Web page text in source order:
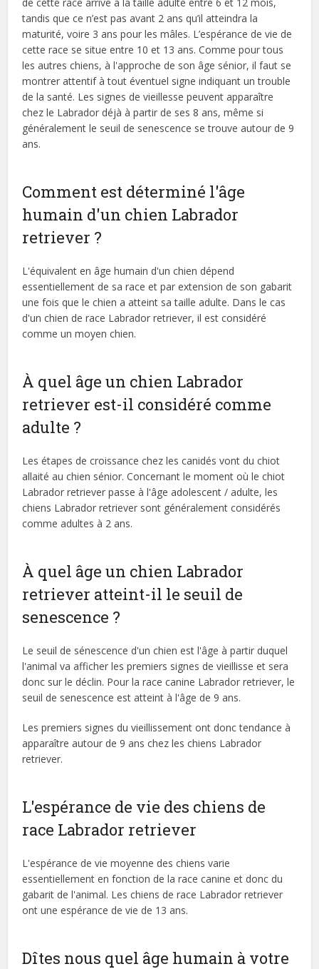
tandis que ce n’est pas avant 2 ans qu’il atteindra la
maturité, voire 3 ans pour les mâles. L’espérance de vie de
cette race se situe entre 10 et 13 ans. Comme pour tous
les autres chiens, à l'approche de son âge sénior, il faut se
montrer attentif à tout éventuel signe indiquant un trouble
de la santé. Les signes de vieillesse peuvent apparaître
chez le Labrador déjà à partir de ses 8 ans, même si
généralement le seuil de senescence se trouve autour de 9
ans.
Comment est déterminé l'âge
humain d'un chien Labrador
retriever ?
L'équivalent en âge humain d'un chien dépend
essentiellement de sa race et par extension de son gabarit
une fois que le chien a atteint sa taille adulte. Dans le cas
d'un chien de race Labrador retriever, il est considéré
comme un moyen chien.
À quel âge un chien Labrador
retriever est-il considéré comme
adulte ?
Les étapes de croissance chez les canidés vont du chiot
allaité au chien sénior. Concernant le moment où le chiot
Labrador retriever passe à l'âge adolescent / adulte, les
chiens Labrador retriever sont généralement considérés
comme adultes à 2 ans.
À quel âge un chien Labrador
retriever atteint-il le seuil de
senescence ?
Le seuil de sénescence d'un chien est l'âge à partir duquel
l'animal va afficher les premiers signes de vieillisse et sera
donc sur le déclin. Pour la race canine Labrador retriever, le
seuil de senescence est atteint à l'âge de 9 ans.
Les premiers signes du vieillissement ont donc tendance à
apparaître autour de 9 ans chez les chiens Labrador
retriever.
L'espérance de vie des chiens de
race Labrador retriever
L'espérance de vie moyenne des chiens varie
essentiellement en fonction de la race canine et donc du
gabarit de l'animal. Les chiens de race Labrador retriever
ont une espérance de vie de 13 ans.
Dîtes nous quel âge humain à votre